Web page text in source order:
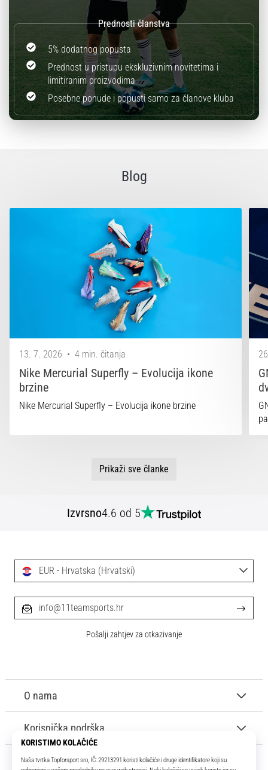
5% dodatnog popusta
Prednost u pristupu ekskluzivnim novitetima i
limitiranim proizvodima
Posebne ponude i popusti samo za članove kluba
Blog
13. 7. 2026 • 4 min. čitanja
Nike Mercurial Superfly – Evolucija ikone
brzine
Nike Mercurial Superfly – Evolucija ikone brzine
Prikaži sve članke
Izvrsno4.6 od 5
O nama
Korisnička podrška
EUR - Hrvatska (Hrvatski)
info@11teamsports.hr
Pošalji zahtjev za otkazivanje